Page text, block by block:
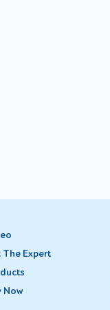
The Expert
Now